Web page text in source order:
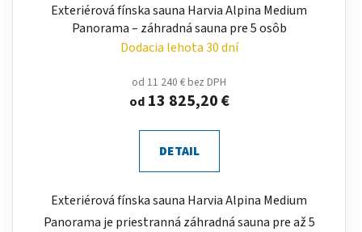
Exteriérová fínska sauna Harvia Alpina Medium
Panorama – záhradná sauna pre 5 osôb
Dodacia lehota 30 dní
od 11 240 € bez DPH
od13 825,20 €
DETAIL
Exteriérová fínska sauna Harvia Alpina Medium
Panorama je priestranná záhradná sauna pre až 5